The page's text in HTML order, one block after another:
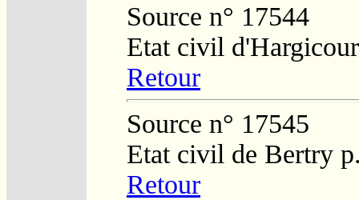
Source n° 17544
Etat civil
Retour
Source n° 17545
Etat civil de Bertry
Retour